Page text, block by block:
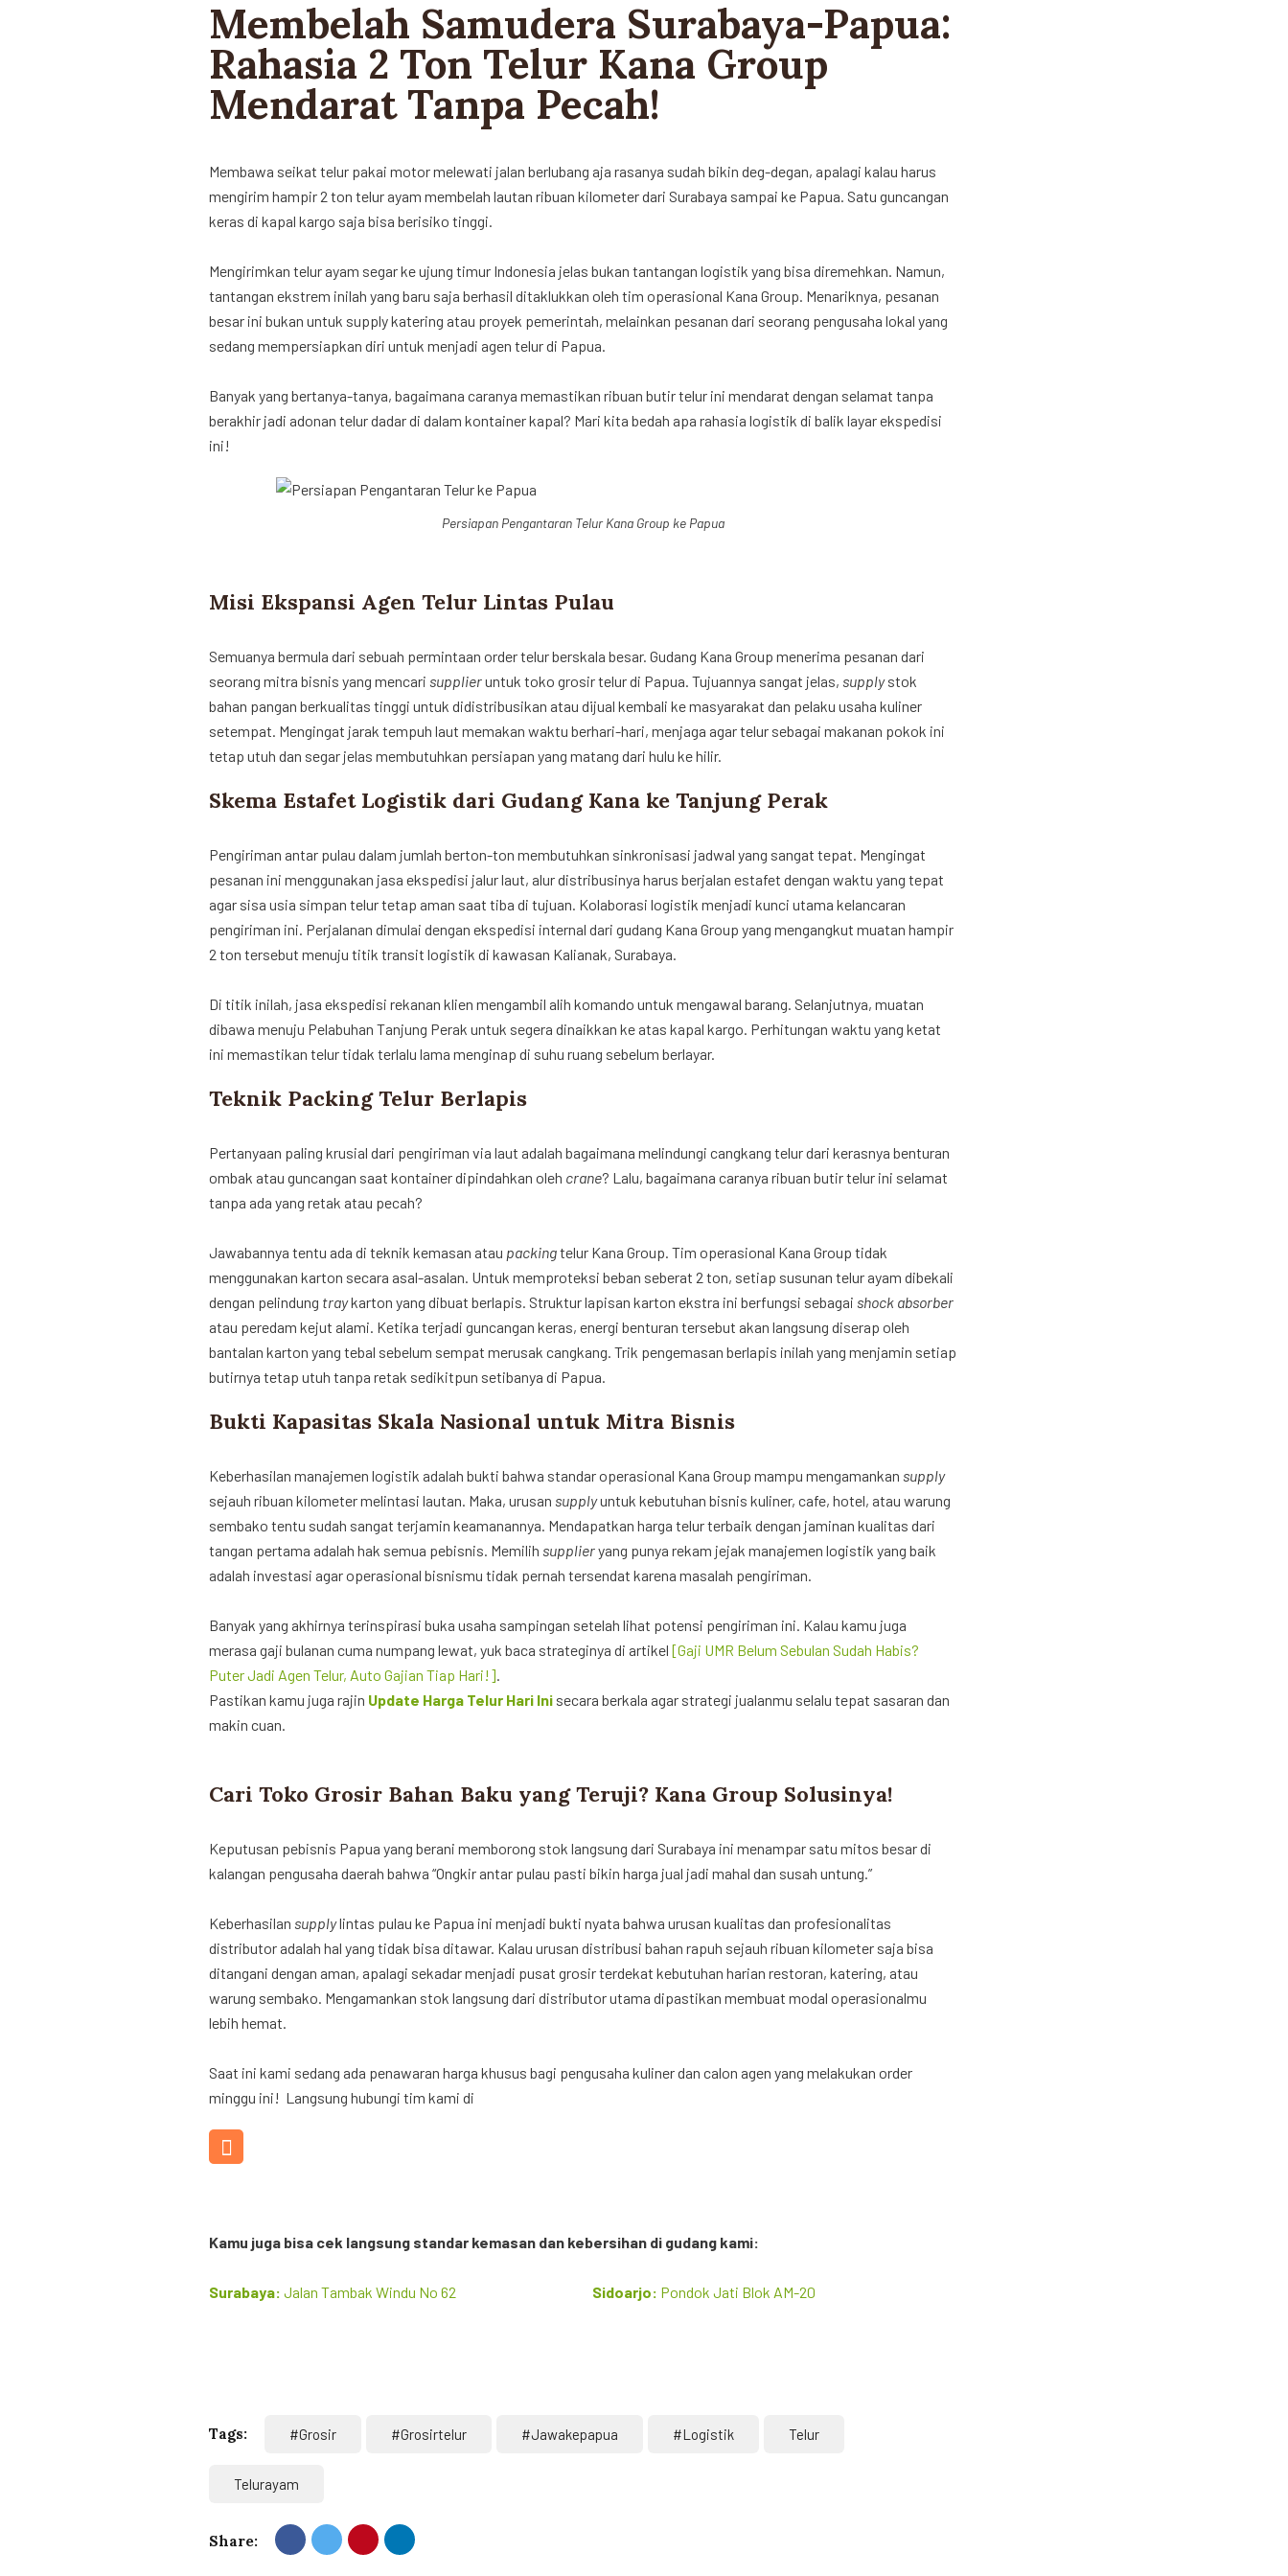
Membelah Samudera Surabaya-Papua:
Rahasia 2 Ton Telur Kana Group
Mendarat Tanpa Pecah!
Membawa seikat telur pakai motor melewati jalan berlubang aja rasanya sudah bikin deg-degan, apalagi kalau harus
mengirim hampir 2 ton telur ayam membelah lautan ribuan kilometer dari Surabaya sampai ke Papua. Satu guncangan
keras di kapal kargo saja bisa berisiko tinggi.
Mengirimkan telur ayam segar ke ujung timur Indonesia jelas bukan tantangan logistik yang bisa diremehkan. Namun,
tantangan ekstrem inilah yang baru saja berhasil ditaklukkan oleh tim operasional Kana Group. Menariknya, pesanan
besar ini bukan untuk supply katering atau proyek pemerintah, melainkan pesanan dari seorang pengusaha lokal yang
sedang mempersiapkan diri untuk menjadi agen telur di Papua.
Banyak yang bertanya-tanya, bagaimana caranya memastikan ribuan butir telur ini mendarat dengan selamat tanpa
berakhir jadi adonan telur dadar di dalam kontainer kapal? Mari kita bedah apa rahasia logistik di balik layar ekspedisi
ini!
Persiapan Pengantaran Telur Kana Group ke Papua
Misi Ekspansi Agen Telur Lintas Pulau
Semuanya bermula dari sebuah permintaan order telur berskala besar. Gudang Kana Group menerima pesanan dari
seorang mitra bisnis yang mencari supplieruntuk toko grosir telur di Papua. Tujuannya sangat jelas, supplystok
bahan pangan berkualitas tinggi untuk didistribusikan atau dijual kembali ke masyarakat dan pelaku usaha kuliner
setempat. Mengingat jarak tempuh laut memakan waktu berhari-hari, menjaga agar telur sebagai makanan pokok ini
tetap utuh dan segar jelas membutuhkan persiapan yang matang dari hulu ke hilir.
Skema Estafet Logistik dari Gudang Kana ke Tanjung Perak
Pengiriman antar pulau dalam jumlah berton-ton membutuhkan sinkronisasi jadwal yang sangat tepat. Mengingat
pesanan ini menggunakan jasa ekspedisi jalur laut, alur distribusinya harus berjalan estafet dengan waktu yang tepat
agar sisa usia simpan telur tetap aman saat tiba di tujuan. Kolaborasi logistik menjadi kunci utama kelancaran
pengiriman ini. Perjalanan dimulai dengan ekspedisi internal dari gudang Kana Group yang mengangkut muatan hampir
2 ton tersebut menuju titik transit logistik di kawasan Kalianak, Surabaya.
Di titik inilah, jasa ekspedisi rekanan klien mengambil alih komando untuk mengawal barang. Selanjutnya, muatan
dibawa menuju Pelabuhan Tanjung Perak untuk segera dinaikkan ke atas kapal kargo. Perhitungan waktu yang ketat
ini memastikan telur tidak terlalu lama menginap di suhu ruang sebelum berlayar.
Teknik Packing Telur Berlapis
Pertanyaan paling krusial dari pengiriman via laut adalah bagaimana melindungi cangkang telur dari kerasnya benturan
ombak atau guncangan saat kontainer dipindahkan oleh crane? Lalu, bagaimana caranya ribuan butir telur ini selamat
tanpa ada yang retak atau pecah?
Jawabannya tentu ada di teknik kemasan atau packingtelur Kana Group. Tim operasional Kana Group tidak
menggunakan karton secara asal-asalan. Untuk memproteksi beban seberat 2 ton, setiap susunan telur ayam dibekali
dengan pelindung traykarton yang dibuat berlapis. Struktur lapisan karton ekstra ini berfungsi sebagai shock absorber
atau peredam kejut alami. Ketika terjadi guncangan keras, energi benturan tersebut akan langsung diserap oleh
bantalan karton yang tebal sebelum sempat merusak cangkang. Trik pengemasan berlapis inilah yang menjamin setiap
butirnya tetap utuh tanpa retak sedikitpun setibanya di Papua.
Bukti Kapasitas Skala Nasional untuk Mitra Bisnis
Keberhasilan manajemen logistik adalah bukti bahwa standar operasional Kana Group mampu mengamankan supply
sejauh ribuan kilometer melintasi lautan. Maka, urusan supplyuntuk kebutuhan bisnis kuliner, cafe, hotel, atau warung
sembako tentu sudah sangat terjamin keamanannya. Mendapatkan harga telur terbaik dengan jaminan kualitas dari
tangan pertama adalah hak semua pebisnis. Memilih supplieryang punya rekam jejak manajemen logistik yang baik
adalah investasi agar operasional bisnismu tidak pernah tersendat karena masalah pengiriman.
Banyak yang akhirnya terinspirasi buka usaha sampingan setelah lihat potensi pengiriman ini. Kalau kamu juga
merasa gaji bulanan cuma numpang lewat, yuk baca strateginya di artikel [Gaji UMR Belum Sebulan Sudah Habis?
Puter Jadi Agen Telur, Auto Gajian Tiap Hari!]
Pastikan kamu juga rajin Update Harga Telur Hari Ini secara berkala agar strategi jualanmu selalu tepat sasaran dan
makin cuan.
Cari Toko Grosir Bahan Baku yang Teruji? Kana Group Solusinya!
Keputusan pebisnis Papua yang berani memborong stok langsung dari Surabaya ini menampar satu mitos besar di
kalangan pengusaha daerah bahwa “Ongkir antar pulau pasti bikin harga jual jadi mahal dan susah untung.”
Keberhasilan supplylintas pulau ke Papua ini menjadi bukti nyata bahwa urusan kualitas dan profesionalitas
distributor adalah hal yang tidak bisa ditawar. Kalau urusan distribusi bahan rapuh sejauh ribuan kilometer saja bisa
ditangani dengan aman, apalagi sekadar menjadi pusat grosir terdekat kebutuhan harian restoran, katering, atau
warung sembako. Mengamankan stok langsung dari distributor utama dipastikan membuat modal operasionalmu
lebih hemat.
Saat ini kami sedang ada penawaran harga khusus bagi pengusaha kuliner dan calon agen yang melakukan order
minggu ini! Langsung hubungi tim kami di
Kamu juga bisa cek langsung standar kemasan dan kebersihan di gudang kami:
Surabaya: Jalan Tambak Windu No 62 Sidoarjo: Pondok Jati Blok AM-20
Tags: #grosir #grosirtelur #jawakepapua #logistik Telur
Telurayam
Share: